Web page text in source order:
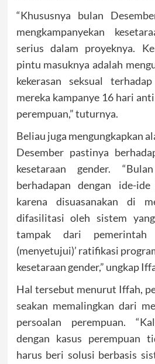
“Khususnya bulan
mengkampanyekan
serius dalam proyeknya.
pintu masuknya adalah
kekerasan seksual
mereka kampanye 16 hari
perempuan,” tuturnya.
Beliau juga mengungkapkan
Desember pastinya
kesetaraan gender.
berhadapan dengan ide-
karena disuasanakan di
difasilitasi oleh sistem
tampak dari pemerintah
(menyetujui)’ ratifikasi
kesetaraan gender,” ungkap
Hal tersebut menurut Iffah,
seakan memalingkan dari
persoalan perempuan.
dengan kasus perempuan
harus beri solusi berbasis